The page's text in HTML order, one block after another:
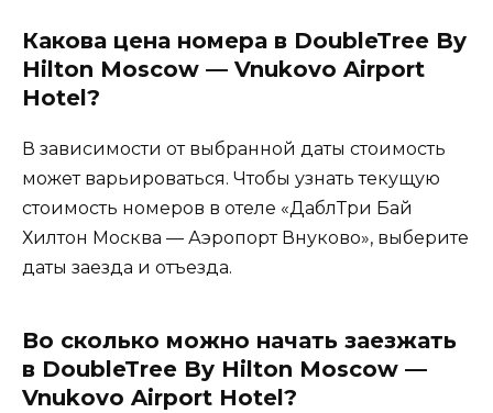
Какова цена номера в DoubleTree By
Hilton Moscow — Vnukovo Airport
Hotel?
В зависимости от выбранной даты стоимость
может варьироваться. Чтобы узнать текущую
стоимость номеров в отеле «ДаблТри Бай
Хилтон Москва — Аэропорт Внуково», выберите
даты заезда и отъезда.
Во сколько можно начать заезжать
в DoubleTree By Hilton Moscow —
Vnukovo Airport Hotel?